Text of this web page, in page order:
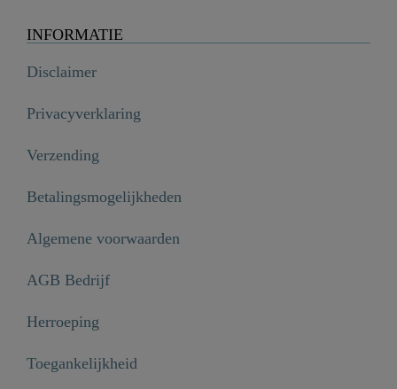
INFORMATIE
Disclaimer
Privacyverklaring
Verzending
Betalingsmogelijkheden
Algemene voorwaarden
AGB Bedrijf
Herroeping
Toegankelijkheid